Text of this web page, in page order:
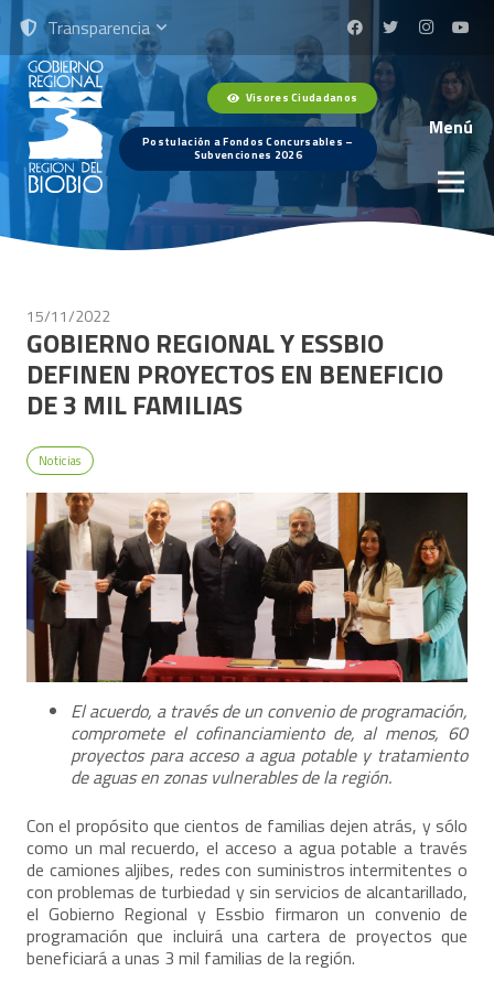
Transparencia
Visores Ciudadanos
Postulación a Fondos Concursables –
Subvenciones 2026
Menú
15/11/2022
GOBIERNO REGIONAL Y ESSBIO
DEFINEN PROYECTOS EN BENEFICIO
DE 3 MIL FAMILIAS
Noticias
El acuerdo, a través de un convenio de programación,
compromete el cofinanciamiento de, al menos, 60
proyectos para acceso a agua potable y tratamiento
de aguas en zonas vulnerables de la región.
Con el propósito que cientos de familias dejen atrás, y sólo
como un mal recuerdo, el acceso a agua potable a través
de camiones aljibes, redes con suministros intermitentes o
con problemas de turbiedad y sin servicios de alcantarillado,
el Gobierno Regional y Essbio firmaron un convenio de
programación que incluirá una cartera de proyectos que
beneficiará a unas 3 mil familias de la región.